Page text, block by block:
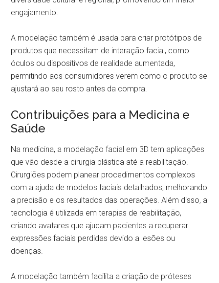
engajamento.
A modelação também é usada para criar protótipos de
produtos que necessitam de interação facial, como
óculos ou dispositivos de realidade aumentada,
permitindo aos consumidores verem como o produto se
ajustará ao seu rosto antes da compra.
Contribuições para a Medicina e
Saúde
Na medicina, a modelação facial em 3D tem aplicações
que vão desde a cirurgia plástica até a reabilitação.
Cirurgiões podem planear procedimentos complexos
com a ajuda de modelos faciais detalhados, melhorando
a precisão e os resultados das operações. Além disso, a
tecnologia é utilizada em terapias de reabilitação,
criando avatares que ajudam pacientes a recuperar
expressões faciais perdidas devido a lesões ou
doenças.
A modelação também facilita a criação de próteses